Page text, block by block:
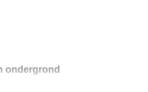
ondergrond